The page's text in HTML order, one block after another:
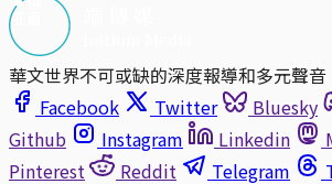
華文世界不可或缺的深度報導和多元聲音
Facebook
Twitter Bluesky
Github
Instagram Linkedin
Pinterest
Reddit Telegram